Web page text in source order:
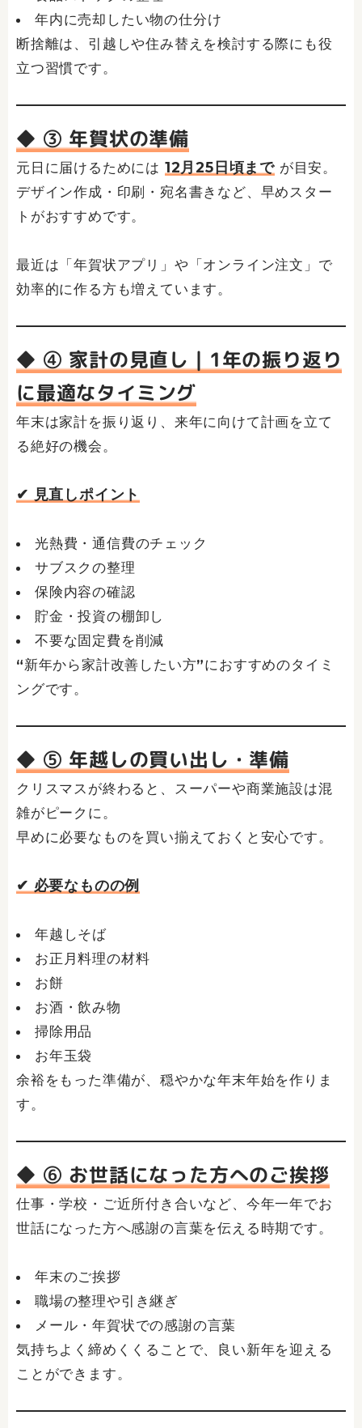
年内に売却したい物の仕分け
断捨離は、引越しや住み替えを検討する際にも役
立つ習慣です。
◆ ③ 年賀状の準備
元日に届けるためには 12月25日頃まで が目安。
デザイン作成・印刷・宛名書きなど、早めスター
トがおすすめです。
最近は「年賀状アプリ」や「オンライン注文」で
効率的に作る方も増えています。
◆ ④ 家計の見直し｜1年の振り返り
に最適なタイミング
年末は家計を振り返り、来年に向けて計画を立て
る絶好の機会。
✔ 見直しポイント
光熱費・通信費のチェック
サブスクの整理
保険内容の確認
貯金・投資の棚卸し
不要な固定費を削減
“新年から家計改善したい方”におすすめのタイミ
ングです。
◆ ⑤ 年越しの買い出し・準備
クリスマスが終わると、スーパーや商業施設は混
雑がピークに。
早めに必要なものを買い揃えておくと安心です。
✔ 必要なものの例
年越しそば
お正月料理の材料
お餅
お酒・飲み物
掃除用品
お年玉袋
余裕をもった準備が、穏やかな年末年始を作りま
す。
◆ ⑥ お世話になった方へのご挨拶
仕事・学校・ご近所付き合いなど、今年一年でお
世話になった方へ感謝の言葉を伝える時期です。
年末のご挨拶
職場の整理や引き継ぎ
メール・年賀状での感謝の言葉
気持ちよく締めくくることで、良い新年を迎える
ことができます。